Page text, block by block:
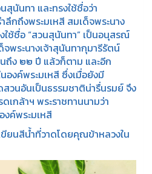
นทา และทรงใช้ชื่อว่า
ลึกถึงพระมเหสี สมเด็จพระนาง
ใช้ชื่อ “สวนสุนันทา” เป็นอนุสรณ์
จพระนางเจ้าสุนันทากุมารีรัตน์
ถึง ๒๒ ปี แล้วก็ตาม และอีก
องค์พระมเหสี ซึ่งเมื่อยังมี
วนอันเป็นธรรมชาติน่ารื่นรมย์ จึง
เกล้าฯ พระราชทานนามว่า
งค์พระมเหสี
ยนสีน้ำที่วาดโดยคุณข้าหลวงใน